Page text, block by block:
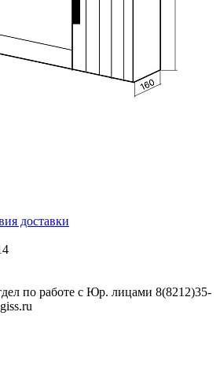
доставки
по работе с Юр. лицами 8(8212)35-